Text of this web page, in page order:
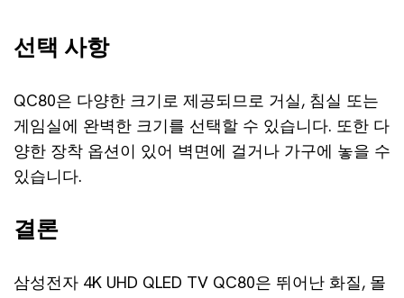
선택 사항
QC80은 다양한 크기로 제공되므로 거실, 침실 또는
게임실에 완벽한 크기를 선택할 수 있습니다. 또한 다
양한 장착 옵션이 있어 벽면에 걸거나 가구에 놓을 수
있습니다.
결론
삼성전자 4K UHD QLED TV QC80은 뛰어난 화질, 몰